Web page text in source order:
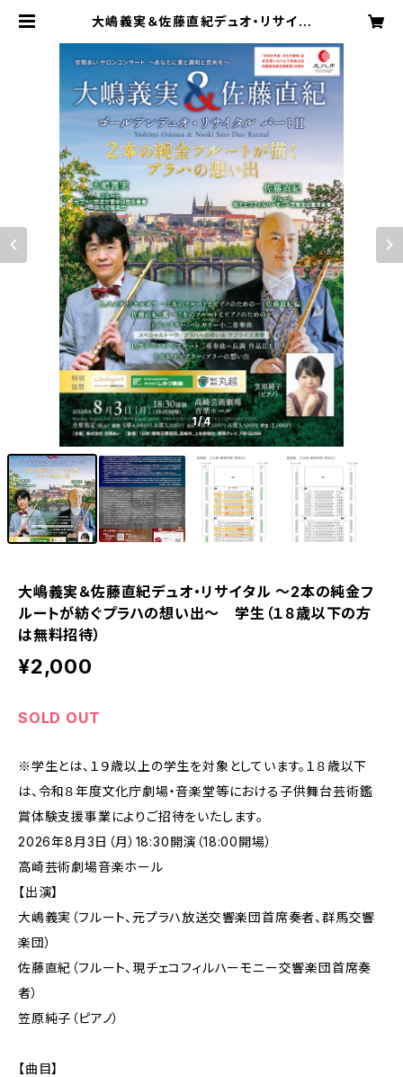
大嶋義実＆佐藤直紀デュオ・リサイタ
の想い出～ 学生（１８歳以下の方は
無料招待） | kuukanai
1/4
大嶋義実＆佐藤直紀デュオ・リサイタル ～2本の純金フ
ルートが紡ぐプラハの想い出～ 学生（１８歳以下の方
は無料招待）
¥2,000
SOLD OUT
※学生とは、１９歳以上の学生を対象としています。１８歳以下
は、令和８年度文化庁劇場・音楽堂等における子供舞台芸術鑑
賞体験支援事業によりご招待をいたします。
2026年8月3日（月）18:30開演（18:00開場）
高崎芸術劇場音楽ホール
【出演】
大嶋義実（フルート、元プラハ放送交響楽団首席奏者、群馬交響
楽団）
佐藤直紀（フルート、現チェコフィルハーモニー交響楽団首席奏
者）
笠原純子（ピアノ）
【曲目】